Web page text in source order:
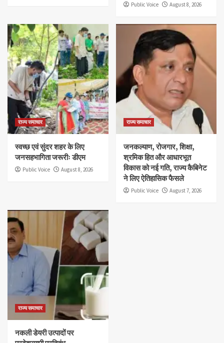
Public Voice August 8, 2026
राज्य समाचार
स्वच्छ एवं सुंदर शहर के लिए
जनसहभागिता जरूरीः डीएम
Public Voice August 8, 2026
राज्य समाचार
जनकल्याण, रोजगार, शिक्षा,
श्रमिक हित और आधारभूत
विकास को नई गति, राज्य कैबिनेट
ने लिए ऐतिहासिक फैसले
Public Voice August 7, 2026
राज्य समाचार
नकली डेयरी उत्पादों पर